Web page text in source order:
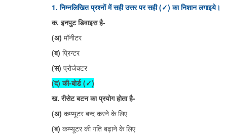
1. निम्नलिखित प्रश्नों में सही उत्तर पर सही (✓) का निशान लगाइये।
क. इनपुट डिवाइस है-
(अ) मॉनीटर
(ब) प्रिन्टर
(स) प्रोजेक्टर
(द) की-बोर्ड(✓)
ख. रीसेट बटन का प्रयोग होता है-
(अ) कम्प्यूटर बन्द करने के लिए
(ब) कम्प्यूटर की गति बढ़ाने के लिए